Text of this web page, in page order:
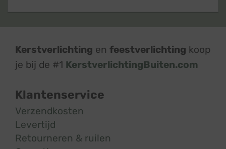
Kerstverlichting en feestverlichting koop
je bij de #1 KerstverlichtingBuiten.com
Klantenservice
Verzendkosten
Levertijd
Retourneren & ruilen